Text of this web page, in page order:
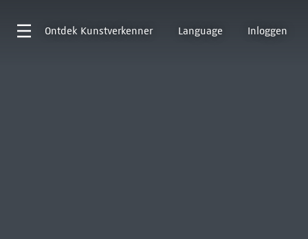
Ontdek Kunstverkenner Language Inloggen